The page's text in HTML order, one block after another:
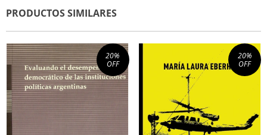
PRODUCTOS SIMILARES
20%
OFF
20%
OFF